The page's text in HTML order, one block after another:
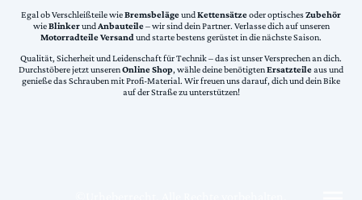
Egal ob Verschleißteile wieBremsbelägeundKettensätzeoder optischesZubehör
wieBlinkerundAnbauteile– wir sind dein Partner. Verlasse dich auf unseren
Motorradteile Versand und starte bestens gerüstet in die nächste Saison.
Qualität, Sicherheit und Leidenschaft für Technik – das ist unser Versprechen an dich.
Durchstöbere jetzt unserenOnline Shop, wähle deine benötigtenErsatzteileaus und
genieße das Schrauben mit Profi-Material. Wir freuen uns darauf, dich und dein Bike
auf der Straße zu unterstützen!